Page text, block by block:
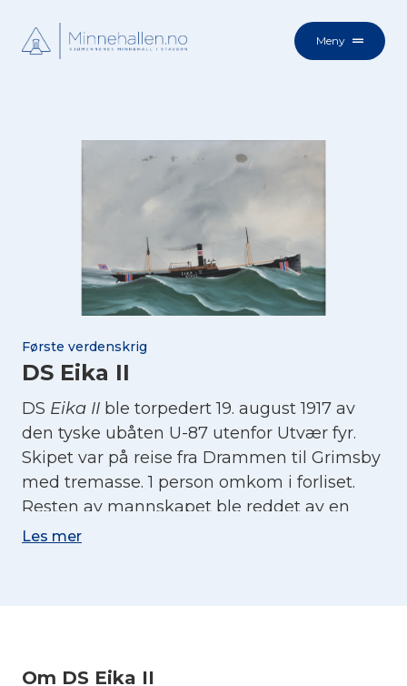
Meny
Første verdenskrig
DS Eika II
DS Eika II ble torpedert 19. august 1917 av
den tyske ubåten U-87 utenfor Utvær fyr.
Skipet var på reise fra Drammen til Grimsby
med tremasse. 1 person omkom i forliset.
Resten av mannskapet ble reddet av en
britisk vaktbåt og landsatt i Storbritannia.
Les mer
Om DS Eika II